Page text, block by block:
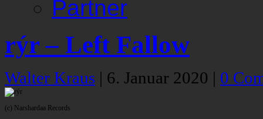
Partner
rýr – Left Fallow
Walter Kraus | 6. Januar 2020 | 0
(c) Narshardaa Records